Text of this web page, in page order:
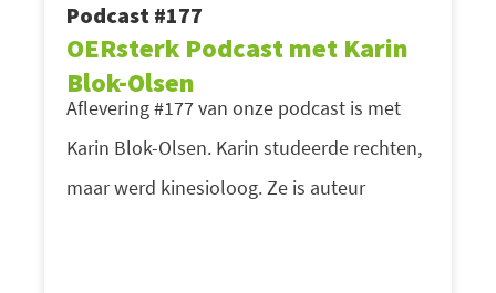
Podcast #177
OERsterk Podcast met Karin
Blok-Olsen
Aflevering #177 van onze podcast is met
Karin Blok-Olsen. Karin studeerde rechten,
maar werd kinesioloog. Ze is auteur